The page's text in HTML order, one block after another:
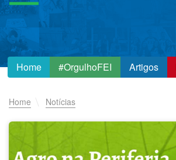
Home #OrgulhoFEI Artigos
Home Notícias